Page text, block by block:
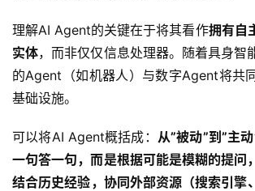
理解AI Agent的关键在于将其看作拥有自
实体，而非仅仅信息处理器。随着具身智
的Agent（如机器人）与数字Agent将共
基础设施。
可以将AI Agent概括成： 从”被动”到”主
一句答一句，而是根据可能是模糊的提问
结合历史经验，协同外部资源（搜索引擎